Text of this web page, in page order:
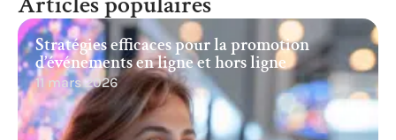
Stratégies efficaces pour la promotion
d’événements en ligne et hors ligne
11 mars 2026